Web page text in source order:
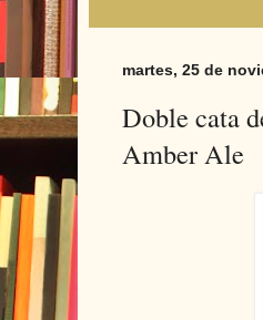
martes, 25 de
Doble cata
Amber Ale